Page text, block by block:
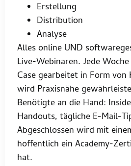
Erstellung
Distribution
Analyse
Alles online UND
Live-Webinaren. Jede
Case gearbeitet in Form von
wird Praxisnähe
Benötigte an die Hand:
Handouts, tägliche E-Mail-
Abgeschlossen wird mit
hoffentlich ein Academy-
hat.